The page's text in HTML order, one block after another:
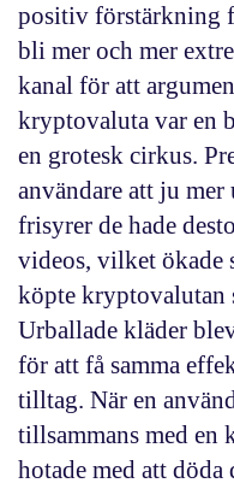
positiv förstärkning
bli mer och mer
kanal för att
kryptovaluta var en
en grotesk cirkus.
användare att ju
frisyrer de hade
videos, vilket ökade
köpte kryptovalutan
Urballade kläder
för att få samma
tilltag. När en
tillsammans med en
hotade med att